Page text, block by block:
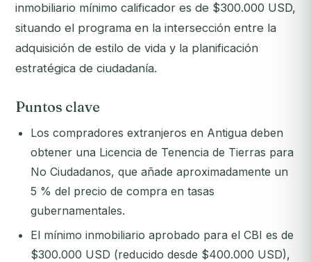
inmobiliario mínimo calificador es de $300.000 USD,
situando el programa en la intersección entre la
adquisición de estilo de vida y la planificación
estratégica de ciudadanía.
Puntos clave
Los compradores extranjeros en Antigua deben
obtener una Licencia de Tenencia de Tierras para
No Ciudadanos, que añade aproximadamente un
5 % del precio de compra en tasas
gubernamentales.
El mínimo inmobiliario aprobado para el CBI es de
$300.000 USD (reducido desde $400.000 USD),